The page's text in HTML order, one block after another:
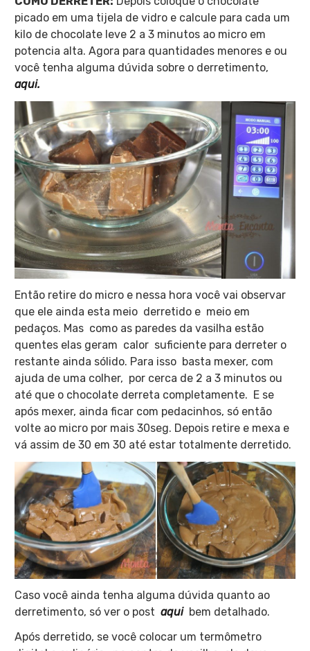
picado em uma tijela de vidro e calcule para cada um
kilo de chocolate leve 2 a 3 minutos ao micro em
potencia alta. Agora para quantidades menores e ou
você tenha alguma dúvida sobre o derretimento,
aqui.
Então retire do micro e nessa hora você vai observar
que ele ainda esta meio derretido e meio em
pedaços. Mas como as paredes da vasilha estão
quentes elas geram calor suficiente para derreter o
restante ainda sólido. Para isso basta mexer, com
ajuda de uma colher, por cerca de 2 a 3 minutos ou
até que o chocolate derreta completamente. E se
após mexer, ainda ficar com pedacinhos, só então
volte ao micro por mais 30seg. Depois retire e mexa e
vá assim de 30 em 30 até estar totalmente derretido.
Caso você ainda tenha alguma dúvida quanto ao
derretimento, só ver o post aqui bem detalhado.
Após derretido, se você colocar um termômetro